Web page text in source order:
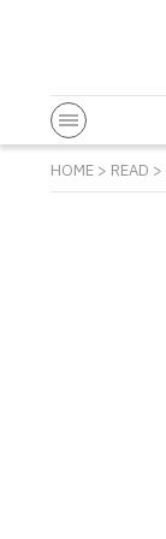
HOME > READ >